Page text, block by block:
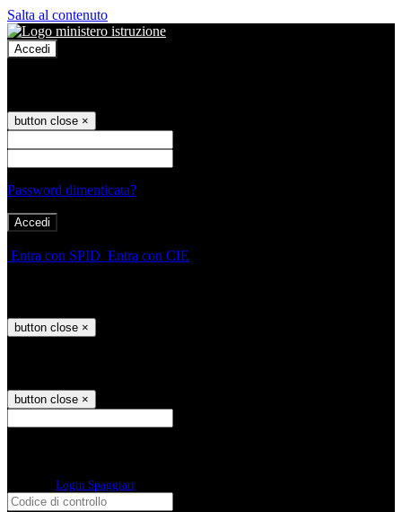
Salta al contenuto
Accedi
button close ×
Password dimenticata?
Entra con SPID Entra con CIE
button close ×
button close ×
Login Spaggiari